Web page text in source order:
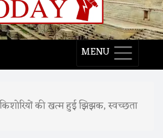
MENU
की खत्म हुई झिझक, स्वच्छता